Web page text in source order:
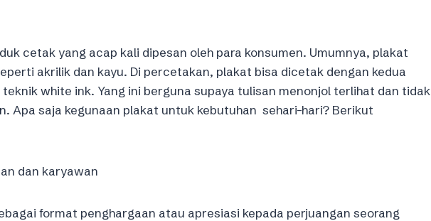
cetak yang acap kali dipesan oleh para konsumen. Umumnya, plakat
akrilik dan kayu. Di percetakan, plakat bisa dicetak dengan kedua
white ink. Yang ini berguna supaya tulisan menonjol terlihat dan tidak
Apa saja kegunaan plakat untuk kebutuhan sehari-hari? Berikut
dan karyawan
format penghargaan atau apresiasi kepada perjuangan seorang